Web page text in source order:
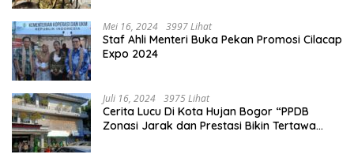
Mei 16, 2024 3997 Lihat
Staf Ahli Menteri Buka Pekan Promosi Cilacap
Expo 2024
Juli 16, 2024 3975 Lihat
Cerita Lucu Di Kota Hujan Bogor “PPDB
Zonasi Jarak dan Prestasi Bikin Tertawa